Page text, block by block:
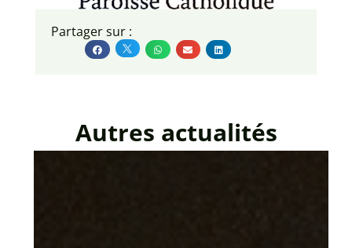
Partager sur :
Autres actualités